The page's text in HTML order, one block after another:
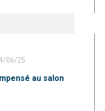
06/25
au salon